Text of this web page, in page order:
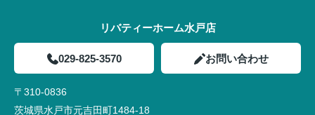
リバティーホーム水戸店
029-825-3570 お問い合わせ
〒310-0836
茨城県水戸市元吉田町1484-18